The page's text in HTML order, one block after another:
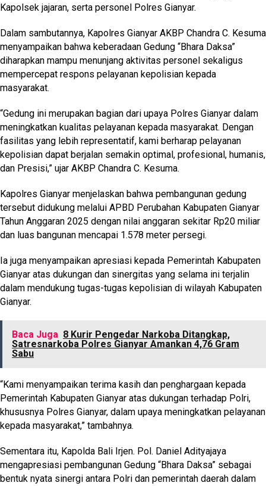
Kapolsek jajaran, serta personel Polres Gianyar.
Dalam sambutannya, Kapolres Gianyar AKBP Chandra C. Kesuma
menyampaikan bahwa keberadaan Gedung “Bhara Daksa”
diharapkan mampu menunjang aktivitas personel sekaligus
mempercepat respons pelayanan kepolisian kepada
masyarakat.
“Gedung ini merupakan bagian dari upaya Polres Gianyar dalam
meningkatkan kualitas pelayanan kepada masyarakat. Dengan
fasilitas yang lebih representatif, kami berharap pelayanan
kepolisian dapat berjalan semakin optimal, profesional, humanis,
dan Presisi,” ujar AKBP Chandra C. Kesuma.
Kapolres Gianyar menjelaskan bahwa pembangunan gedung
tersebut didukung melalui APBD Perubahan Kabupaten Gianyar
Tahun Anggaran 2025 dengan nilai anggaran sekitar Rp20 miliar
dan luas bangunan mencapai 1.578 meter persegi.
Ia juga menyampaikan apresiasi kepada Pemerintah Kabupaten
Gianyar atas dukungan dan sinergitas yang selama ini terjalin
dalam mendukung tugas-tugas kepolisian di wilayah Kabupaten
Gianyar.
Baca Juga 8 Kurir Pengedar Narkoba Ditangkap,
Satresnarkoba Polres Gianyar Amankan 4,76 Gram
Sabu
“Kami menyampaikan terima kasih dan penghargaan kepada
Pemerintah Kabupaten Gianyar atas dukungan terhadap Polri,
khususnya Polres Gianyar, dalam upaya meningkatkan pelayanan
kepada masyarakat,” tambahnya.
Sementara itu, Kapolda Bali Irjen. Pol. Daniel Adityajaya
mengapresiasi pembangunan Gedung “Bhara Daksa” sebagai
bentuk nyata sinergi antara Polri dan pemerintah daerah dalam